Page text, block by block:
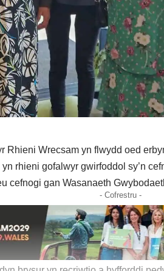
Rhieni Wrecsam yn flwydd oed
rhieni gofalwyr gwirfoddol sy’n
cefnogi gan Wasanaeth
- Cofrestru -